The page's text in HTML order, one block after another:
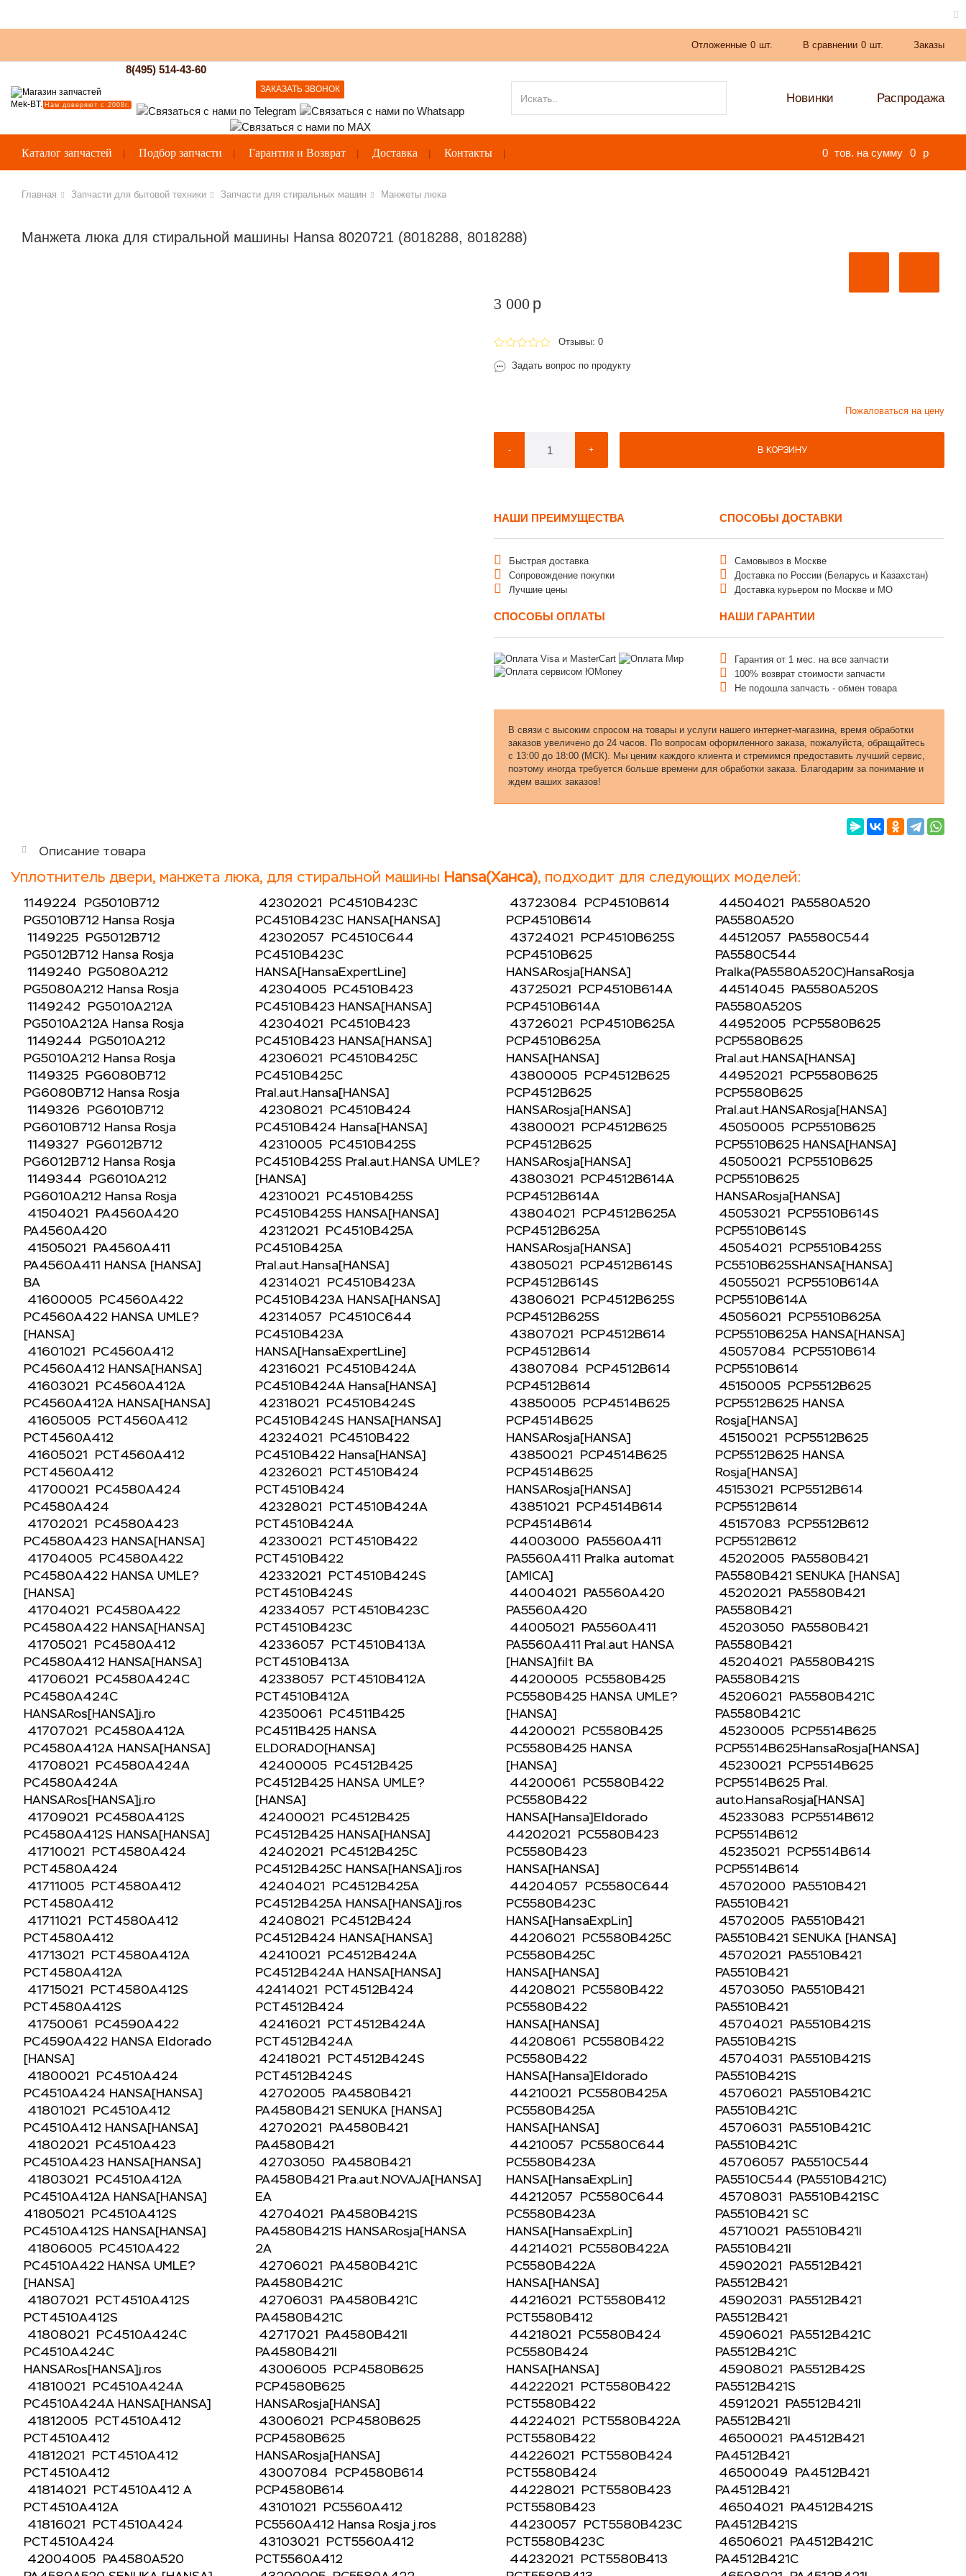
Отложенные 0 шт. В сравнении 0 шт. Заказы
Нам доверяют с 2008г.
8(495) 514-43-60
ЗАКАЗАТЬ ЗВОНОК
Новинки Распродажа
Каталог запчастей Подбор запчасти Гарантия и Возврат Доставка Контакты 0 тов. на сумму 0 p
Главная Запчасти для бытовой техники Запчасти для стиральных машин Манжеты люка
Манжета люка для стиральной машины Hansa 8020721 (8018288, 8018288)
3 000 p
Отзывы: 0
Задать вопрос по продукту
Пожаловаться на цену
- + В КОРЗИНУ
НАШИ ПРЕИМУЩЕСТВА
Быстрая доставка
Сопровождение покупки
Лучшие цены
СПОСОБЫ ДОСТАВКИ
Самовывоз в Москве
Доставка по России (Беларусь и Казахстан)
Доставка курьером по Москве и МО
СПОСОБЫ ОПЛАТЫ НАШИ ГАРАНТИИ
Гарантия от 1 мес. на все запчасти
100% возврат стоимости запчасти
Не подошла запчасть - обмен товара
В связи с высоким спросом на товары и услуги нашего интернет-магазина, время обработки
заказов увеличено до 24 часов. По вопросам оформленного заказа, пожалуйста, обращайтесь
с 13:00 до 18:00 (МСК). Мы ценим каждого клиента и стремимся предоставить лучший сервис,
поэтому иногда требуется больше времени для обработки заказа. Благодарим за понимание и
ждем ваших заказов!
Описание товара
Уплотнитель двери, манжета люка, для стиральной машины Hansa(Ханса), подходит для следующих моделей:
1149224 PG5010B712
PG5010B712 Hansa Rosja
1149225 PG5012B712
PG5012B712 Hansa Rosja
1149240 PG5080A212
PG5080A212 Hansa Rosja
1149242 PG5010A212A
PG5010A212A Hansa Rosja
1149244 PG5010A212
PG5010A212 Hansa Rosja
1149325 PG6080B712
PG6080B712 Hansa Rosja
1149326 PG6010B712
PG6010B712 Hansa Rosja
1149327 PG6012B712
PG6012B712 Hansa Rosja
1149344 PG6010A212
PG6010A212 Hansa Rosja
41504021 PA4560A420
PA4560A420
41505021 PA4560A411
PA4560A411 HANSA [HANSA]
BA
41600005 PC4560A422
PC4560A422 HANSA UMLE?
[HANSA]
41601021 PC4560A412
PC4560A412 HANSA[HANSA]
41603021 PC4560A412A
PC4560A412A HANSA[HANSA]
41605005 PCT4560A412
PCT4560A412
41605021 PCT4560A412
PCT4560A412
41700021 PC4580A424
PC4580A424
41702021 PC4580A423
PC4580A423 HANSA[HANSA]
41704005 PC4580A422
PC4580A422 HANSA UMLE?
[HANSA]
41704021 PC4580A422
PC4580A422 HANSA[HANSA]
41705021 PC4580A412
PC4580A412 HANSA[HANSA]
41706021 PC4580A424C
PC4580A424C
HANSARos[HANSA]j.ro
41707021 PC4580A412A
PC4580A412A HANSA[HANSA]
41708021 PC4580A424A
PC4580A424A
HANSARos[HANSA]j.ro
41709021 PC4580A412S
PC4580A412S HANSA[HANSA]
41710021 PCT4580A424
PCT4580A424
41711005 PCT4580A412
PCT4580A412
41711021 PCT4580A412
PCT4580A412
41713021 PCT4580A412A
PCT4580A412A
41715021 PCT4580A412S
PCT4580A412S
41750061 PC4590A422
PC4590A422 HANSA Eldorado
[HANSA]
41800021 PC4510A424
PC4510A424 HANSA[HANSA]
41801021 PC4510A412
PC4510A412 HANSA[HANSA]
41802021 PC4510A423
PC4510A423 HANSA[HANSA]
41803021 PC4510A412A
PC4510A412A HANSA[HANSA]
41805021 PC4510A412S
PC4510A412S HANSA[HANSA]
41806005 PC4510A422
PC4510A422 HANSA UMLE?
[HANSA]
41807021 PCT4510A412S
PCT4510A412S
41808021 PC4510A424C
PC4510A424C
HANSARos[HANSA]j.ros
41810021 PC4510A424A
PC4510A424A HANSA[HANSA]
41812005 PCT4510A412
PCT4510A412
41812021 PCT4510A412
PCT4510A412
41814021 PCT4510A412 A
PCT4510A412A
41816021 PCT4510A424
PCT4510A424
42004005 PA4580A520
42302021 PC4510B423C
PC4510B423C HANSA[HANSA]
42302057 PC4510C644
PC4510B423C
HANSA[HansaExpertLine]
42304005 PC4510B423
PC4510B423 HANSA[HANSA]
42304021 PC4510B423
PC4510B423 HANSA[HANSA]
42306021 PC4510B425C
PC4510B425C
Pral.aut.Hansa[HANSA]
42308021 PC4510B424
PC4510B424 Hansa[HANSA]
42310005 PC4510B425S
PC4510B425S Pral.aut.HANSA UMLE?
[HANSA]
42310021 PC4510B425S
PC4510B425S HANSA[HANSA]
42312021 PC4510B425A
PC4510B425A
Pral.aut.Hansa[HANSA]
42314021 PC4510B423A
PC4510B423A HANSA[HANSA]
42314057 PC4510C644
PC4510B423A
HANSA[HansaExpertLine]
42316021 PC4510B424A
PC4510B424A Hansa[HANSA]
42318021 PC4510B424S
PC4510B424S HANSA[HANSA]
42324021 PC4510B422
PC4510B422 Hansa[HANSA]
42326021 PCT4510B424
PCT4510B424
42328021 PCT4510B424A
PCT4510B424A
42330021 PCT4510B422
PCT4510B422
42332021 PCT4510B424S
PCT4510B424S
42334057 PCT4510B423C
PCT4510B423C
42336057 PCT4510B413A
PCT4510B413A
42338057 PCT4510B412A
PCT4510B412A
42350061 PC4511B425
PC4511B425 HANSA
ELDORADO[HANSA]
42400005 PC4512B425
PC4512B425 HANSA UMLE?
[HANSA]
42400021 PC4512B425
PC4512B425 HANSA[HANSA]
42402021 PC4512B425C
PC4512B425C HANSA[HANSA]j.ros
42404021 PC4512B425A
PC4512B425A HANSA[HANSA]j.ros
42408021 PC4512B424
PC4512B424 HANSA[HANSA]
42410021 PC4512B424A
PC4512B424A HANSA[HANSA]
42414021 PCT4512B424
PCT4512B424
42416021 PCT4512B424A
PCT4512B424A
42418021 PCT4512B424S
PCT4512B424S
42702005 PA4580B421
PA4580B421 SENUKA [HANSA]
42702021 PA4580B421
PA4580B421
42703050 PA4580B421
PA4580B421 Pra.aut.NOVAJA[HANSA]
EA
42704021 PA4580B421S
PA4580B421S HANSARosja[HANSA
2A
42706021 PA4580B421C
PA4580B421C
42706031 PA4580B421C
PA4580B421C
42717021 PA4580B421I
PA4580B421I
43006005 PCP4580B625
PCP4580B625
HANSARosja[HANSA]
43006021 PCP4580B625
PCP4580B625
HANSARosja[HANSA]
43007084 PCP4580B614
PCP4580B614
43101021 PC5560A412
PC5560A412 Hansa Rosja j.ros
43103021 PCT5560A412
PCT5560A412
43723084 PCP4510B614
PCP4510B614
43724021 PCP4510B625S
PCP4510B625
HANSARosja[HANSA]
43725021 PCP4510B614A
PCP4510B614A
43726021 PCP4510B625A
PCP4510B625A
HANSA[HANSA]
43800005 PCP4512B625
PCP4512B625
HANSARosja[HANSA]
43800021 PCP4512B625
PCP4512B625
HANSARosja[HANSA]
43803021 PCP4512B614A
PCP4512B614A
43804021 PCP4512B625A
PCP4512B625A
HANSARosja[HANSA]
43805021 PCP4512B614S
PCP4512B614S
43806021 PCP4512B625S
PCP4512B625S
43807021 PCP4512B614
PCP4512B614
43807084 PCP4512B614
PCP4512B614
43850005 PCP4514B625
PCP4514B625
HANSARosja[HANSA]
43850021 PCP4514B625
PCP4514B625
HANSARosja[HANSA]
43851021 PCP4514B614
PCP4514B614
44003000 PA5560A411
PA5560A411 Pralka automat
[AMICA]
44004021 PA5560A420
PA5560A420
44005021 PA5560A411
PA5560A411 Pral.aut HANSA
[HANSA]filt BA
44200005 PC5580B425
PC5580B425 HANSA UMLE?
[HANSA]
44200021 PC5580B425
PC5580B425 HANSA
[HANSA]
44200061 PC5580B422
PC5580B422
HANSA[Hansa]Eldorado
44202021 PC5580B423
PC5580B423
HANSA[HANSA]
44204057 PC5580C644
PC5580B423C
HANSA[HansaExpLin]
44206021 PC5580B425C
PC5580B425C
HANSA[HANSA]
44208021 PC5580B422
PC5580B422
HANSA[HANSA]
44208061 PC5580B422
PC5580B422
HANSA[Hansa]Eldorado
44210021 PC5580B425A
PC5580B425A
HANSA[HANSA]
44210057 PC5580C644
PC5580B423A
HANSA[HansaExpLin]
44212057 PC5580C644
PC5580B423A
HANSA[HansaExpLin]
44214021 PC5580B422A
PC5580B422A
HANSA[HANSA]
44216021 PCT5580B412
PCT5580B412
44218021 PC5580B424
PC5580B424
HANSA[HANSA]
44222021 PCT5580B422
PCT5580B422
44224021 PCT5580B422A
PCT5580B422
44226021 PCT5580B424
PCT5580B424
44228021 PCT5580B423
PCT5580B423
44230057 PCT5580B423C
PCT5580B423C
44232021 PCT5580B413
44504021 PA5580A520
PA5580A520
44512057 PA5580C544
PA5580C544
Pralka(PA5580A520C)HansaRosja
44514045 PA5580A520S
PA5580A520S
44952005 PCP5580B625
PCP5580B625
Pral.aut.HANSA[HANSA]
44952021 PCP5580B625
PCP5580B625
Pral.aut.HANSARosja[HANSA]
45050005 PCP5510B625
PCP5510B625 HANSA[HANSA]
45050021 PCP5510B625
PCP5510B625
HANSARosja[HANSA]
45053021 PCP5510B614S
PCP5510B614S
45054021 PCP5510B425S
PC5510B625SHANSA[HANSA]
45055021 PCP5510B614A
PCP5510B614A
45056021 PCP5510B625A
PCP5510B625A HANSA[HANSA]
45057084 PCP5510B614
PCP5510B614
45150005 PCP5512B625
PCP5512B625 HANSA
Rosja[HANSA]
45150021 PCP5512B625
PCP5512B625 HANSA
Rosja[HANSA]
45153021 PCP5512B614
PCP5512B614
45157083 PCP5512B612
PCP5512B612
45202005 PA5580B421
PA5580B421 SENUKA [HANSA]
45202021 PA5580B421
PA5580B421
45203050 PA5580B421
PA5580B421
45204021 PA5580B421S
PA5580B421S
45206021 PA5580B421C
PA5580B421C
45230005 PCP5514B625
PCP5514B625HansaRosja[HANSA]
45230021 PCP5514B625
PCP5514B625 Pral.
auto.HansaRosja[HANSA]
45233083 PCP5514B612
PCP5514B612
45235021 PCP5514B614
PCP5514B614
45702000 PA5510B421
PA5510B421
45702005 PA5510B421
PA5510B421 SENUKA [HANSA]
45702021 PA5510B421
PA5510B421
45703050 PA5510B421
PA5510B421
45704021 PA5510B421S
PA5510B421S
45704031 PA5510B421S
PA5510B421S
45706021 PA5510B421C
PA5510B421C
45706031 PA5510B421C
PA5510B421C
45706057 PA5510C544
PA5510C544 (PA5510B421C)
45708031 PA5510B421SC
PA5510B421 SC
45710021 PA5510B421I
PA5510B421I
45902021 PA5512B421
PA5512B421
45902031 PA5512B421
PA5512B421
45906021 PA5512B421C
PA5512B421C
45908021 PA5512B42S
PA5512B421S
45912021 PA5512B421I
PA5512B421I
46500021 PA4512B421
PA4512B421
46500049 PA4512B421
PA4512B421
46504021 PA4512B421S
PA4512B421S
46506021 PA4512B421C
PA4512B421C